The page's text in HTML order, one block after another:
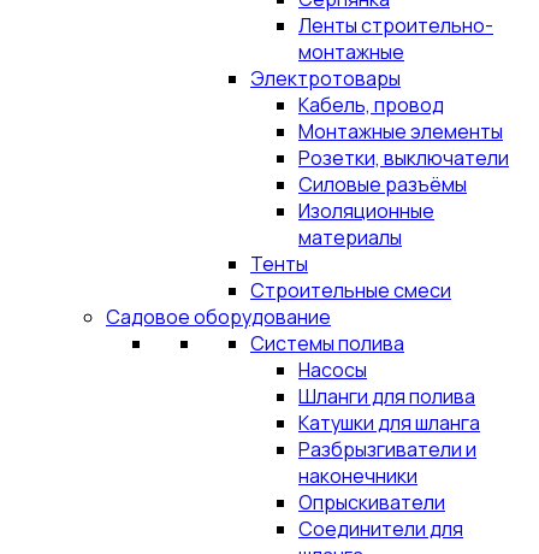
Ленты строительно-
монтажные
Электротовары
Кабель, провод
Монтажные элементы
Розетки, выключатели
Силовые разъёмы
Изоляционные
материалы
Тенты
Строительные смеси
Садовое оборудование
Системы полива
Насосы
Шланги для полива
Катушки для шланга
Разбрызгиватели и
наконечники
Опрыскиватели
Соединители для